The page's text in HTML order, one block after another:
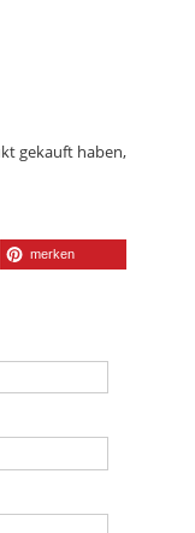
gekauft haben,
merken